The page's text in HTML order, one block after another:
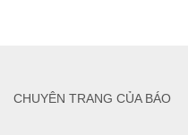
CHUYÊN TRANG CỦA BÁO